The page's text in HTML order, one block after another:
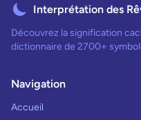
Interprétation des
Découvrez la signification
dictionnaire de 2700+
Navigation
Accueil